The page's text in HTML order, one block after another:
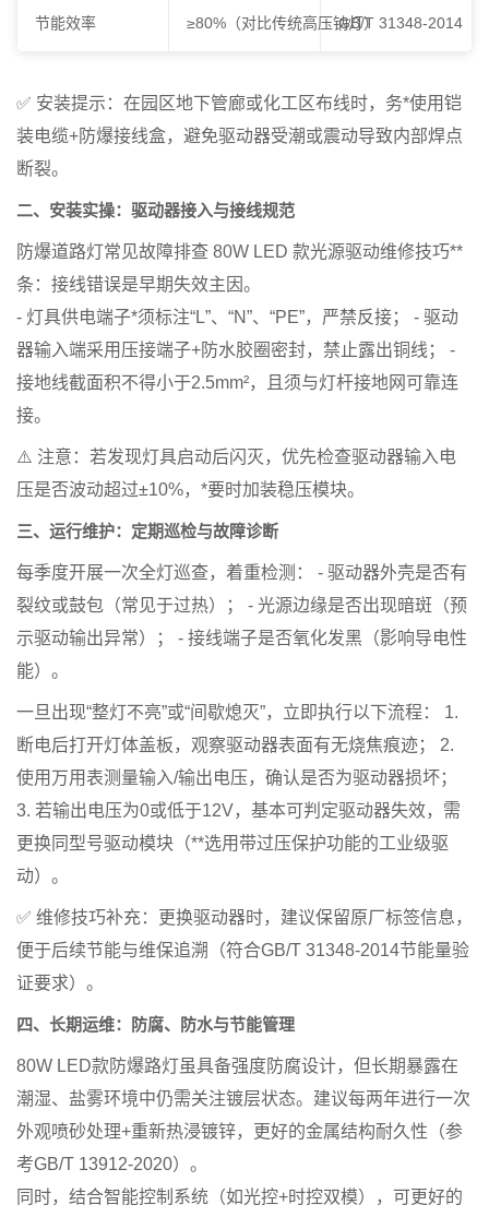
节能效率 ≥80%（对比传统高压钠灯）GB/T 31348-2014
✅ 安装提示 ：在园区地下管廊或化工区布线时，务*使用铠
装电缆+防爆接线盒，避免驱动器受潮或震动导致内部焊点
断裂。
二、安装实操：驱动器接入与接线规范
防爆道路灯常见故障排查 80W LED 款光源驱动维修技巧**
条： 接线错误是早期失效主因。
- 灯具供电端子*须标注“L”、“N”、“PE”，严禁反接； - 驱动
器输入端采用压接端子+防水胶圈密封，禁止露出铜线； -
接地线截面积不得小于2.5mm²，且须与灯杆接地网可靠连
接。
⚠️ 注意 ：若发现灯具启动后闪灭，优先检查驱动器输入电
压是否波动超过±10%，*要时加装稳压模块。
三、运行维护：定期巡检与故障诊断
每季度开展一次全灯巡查，着重检测： - 驱动器外壳是否有
裂纹或鼓包（常见于过热）； - 光源边缘是否出现暗斑（预
示驱动输出异常）； - 接线端子是否氧化发黑（影响导电性
能）。
一旦出现“整灯不亮”或“间歇熄灭”，立即执行以下流程： 1.
断电后打开灯体盖板，观察驱动器表面有无烧焦痕迹； 2.
使用万用表测量输入/输出电压，确认是否为驱动器损坏；
3. 若输出电压为0或低于12V，基本可判定驱动器失效，需
更换同型号驱动模块（**选用带过压保护功能的工业级驱
动）。
✅ 维修技巧补充：更换驱动器时，建议保留原厂标签信息，
便于后续节能与维保追溯（符合GB/T 31348-2014节能量验
证要求）。
四、长期运维：防腐、防水与节能管理
80W LED款防爆路灯虽具备强度防腐设计，但长期暴露在
潮湿、盐雾环境中仍需关注镀层状态。建议每两年进行一次
外观喷砂处理+重新热浸镀锌，更好的金属结构耐久性（参
考GB/T 13912-2020）。
同时，结合智能控制系统（如光控+时控双模），可更好的